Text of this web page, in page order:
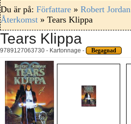
Du är på: Författare » Robert Jordan
Återkomst » Tears Klippa
Tears Klippa
9789127063730 - Kartonnage - Begagnad